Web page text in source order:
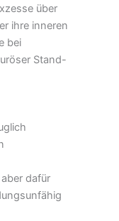
über
ihre inneren
bei
Stand-
dafür